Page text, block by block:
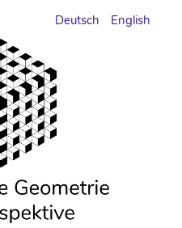
Deutsch English